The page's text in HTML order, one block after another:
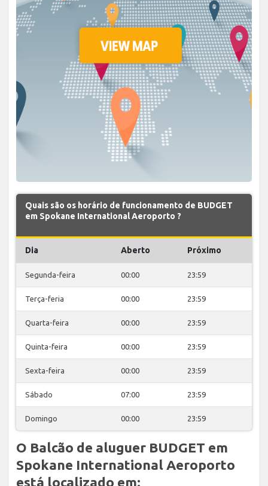
Quais são os horário de funcionamento de BUDGET
em Spokane International Aeroporto ?
Dia Aberto Próximo
Segunda-feira 00:00 23:59
Terça-feria 00:00 23:59
Quarta-feira 00:00 23:59
Quinta-feira 00:00 23:59
Sexta-feira 00:00 23:59
Sábado 07:00 23:59
Domingo 00:00 23:59
O Balcão de aluguer BUDGET em
Spokane International Aeroporto
está localizado em: